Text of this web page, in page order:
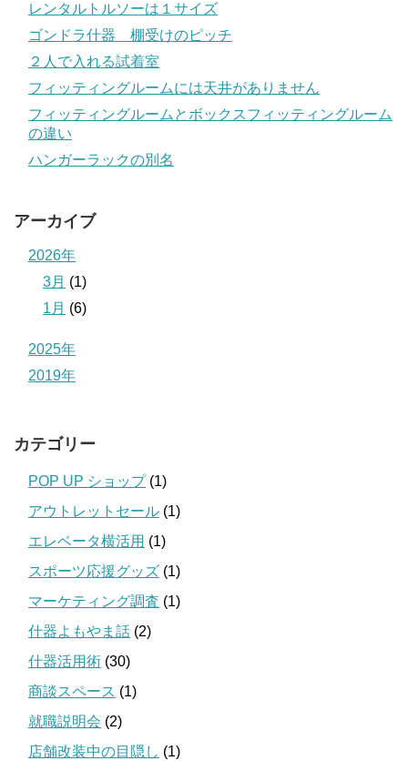
レンタルトルソーは１サイズ
ゴンドラ什器 棚受けのピッチ
２人で入れる試着室
フィッティングルームには天井がありません
フィッティングルームとボックスフィッティングルーム
の違い
ハンガーラックの別名
アーカイブ
2026年
3月 (1)
1月 (6)
2025年
2019年
カテゴリー
POP UP ショップ(1)
アウトレットセール (1)
エレベータ横活用 (1)
スポーツ応援グッズ (1)
マーケティング調査 (1)
什器よもやま話 (2)
什器活用術 (30)
商談スペース (1)
就職説明会 (2)
店舗改装中の目隠し (1)